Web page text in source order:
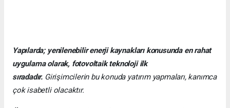
Yapılarda; yenilenebilir enerji kaynakları konusunda en rahat
uygulama olarak, fotovoltaik teknoloji ilk
sıradadır. Girişimcilerin bu konuda yatırım yapmaları, kanımca
çok isabetli olacaktır.